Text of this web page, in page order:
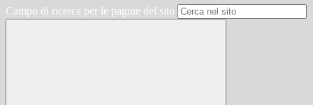
Campo di ricerca per le pagine del sito